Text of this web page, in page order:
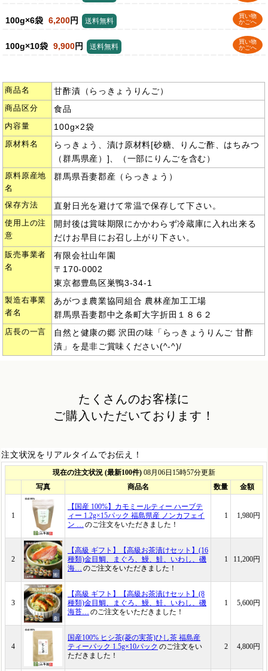
100g×6袋 6,200円
買い物
かごへ
送料無料
100g×10袋 9,900円
買い物
かごへ
送料無料
商品名 甘酢漬（らっきょうりんご）
商品区分 食品
内容量 100g×2袋
原材料名
らっきょう、漬け原材料[砂糖、りんご酢、はちみつ
（群馬県産）]、（一部にりんごを含む）
原料原産地
名
群馬県吾妻郡産（らっきょう）
保存方法 直射日光を避けて常温で保存して下さい。
使用上の注
意
開封後は賞味期限にかかわらず冷蔵庫に入れ出来る
だけお早目にお召し上がり下さい。
販売事業者
名
有限会社山年園
〒170-0002
東京都豊島区巣鴨3-34-1
製造右事業
者名
あがつま農業協同組合 農林産加工工場
群馬県吾妻郡中之条町大字折田１８６２
店長の一言
自然と健康の郷 沢田の味「らっきょうりんご 甘酢
漬」を是非ご賞味ください(^-^)/
たくさんのお客様に
ご購入いただいております！
注文状況をリアルタイムでお伝え！